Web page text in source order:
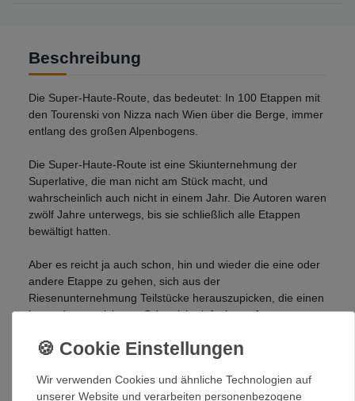
Beschreibung
Die Super-Haute-Route, das bedeutet: In 100 Etappen mit
den Tourenski von Nizza nach Wien über die Berge, immer
entlang des großen Alpenbogens.
Die Super-Haute-Route ist eine Skiunternehmung der
Superlative, die man nicht am Stück macht, und
wahrscheinlich auch nicht in einem Jahr. Die Autoren waren
zwölf Jahre unterwegs, bis sie schließlich alle Etappen
bewältigt hatten.
Aber es reicht ja auch schon, hin und wieder die eine oder
andere Etappe zu gehen, sich aus der
Riesenunternehmung Teilstücke herauszupicken, die einen
besonders motivieren. Oder sich einfach nur Anregungen
Wir verwenden Cookies und ähnliche Technologien auf
unserer Website und verarbeiten personenbezogene